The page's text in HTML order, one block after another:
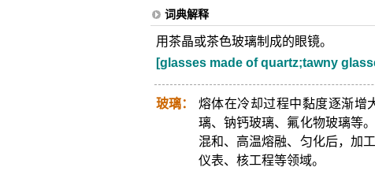
词典解释
用茶晶或茶色玻璃制成的眼镜。
[glasses made of quartz;tawny
玻璃：
熔体在冷却过程中黏度逐渐增
璃、钠钙玻璃、氟化物玻璃等
混和、高温熔融、匀化后，加
仪表、核工程等领域。